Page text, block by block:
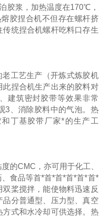
胶浆，加热温度在170℃，
胶捏合机不但存在螺杆挤
统捏合机螺杆吃料口存生
老工艺生产（开炼式炼胶机
捏合机生产出来的胶料对
建筑密封胶带等效果非常
3、消除胶料中的气泡。热
丁基胶带厂家*的生产工
CMC，亦可用于化工、
食品等首*首*首*首*首*首*
桨搅拌，能使物料迅速反
分普通型、压力型、真空
式和水冷却可供选择。热